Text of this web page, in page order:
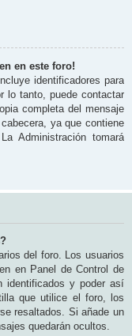
en este foro!
identificadores para
lo tanto, puede contactar
completa del mensaje
ya que contiene
Administración tomará
del foro. Los usuarios
en Panel de Control de
identificados y poder así
que utilice el foro, los
resaltados. Si añade un
quedarán ocultos.